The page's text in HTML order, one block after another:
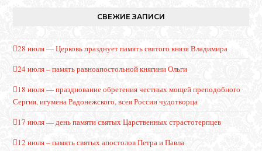
СВЕЖИЕ ЗАПИСИ
28 июля — Церковь празднует память святого князя Владимира
24 июля – память равноапостольной княгини Ольги
18 июля — празднование обретения честных мощей преподобного
Сергия, игумена Радонежского, всея России чудотворца
17 июля — день памяти святых Царственных страстотерпцев
12 июля – память святых апостолов Петра и Павла